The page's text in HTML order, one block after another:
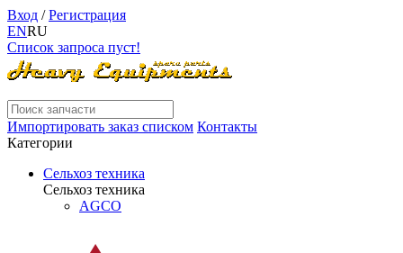
Вход /Регистрация
ENRU
Список запроса пуст!
Импортировать заказ списком Контакты
Категории
Сельхоз техника
Сельхоз техника
AGCO